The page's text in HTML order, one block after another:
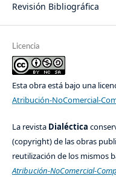
Revisión Bibliográfica
Licencia
Esta obra está bajo una
Atribución-NoComercial-
La revista Dialéctica
(copyright) de las obras
reutilización de los mismos
Atribución-NoComercial-